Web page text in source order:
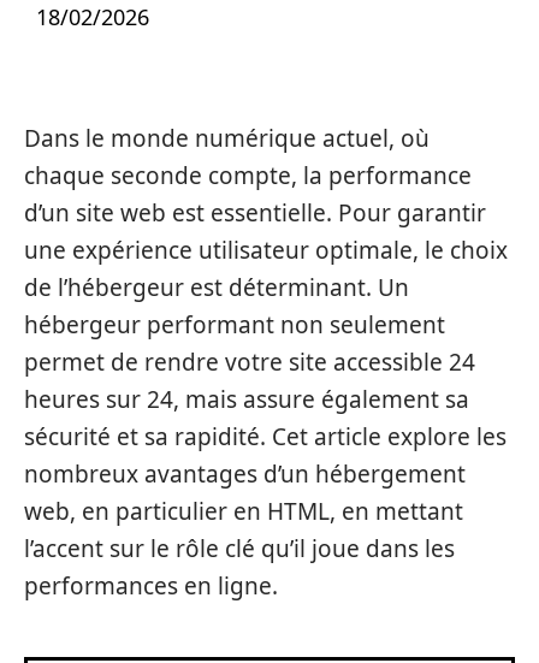
18/02/2026
Dans le monde numérique actuel, où
chaque seconde compte, la performance
d’un site web est essentielle. Pour garantir
une expérience utilisateur optimale, le choix
de l’hébergeur est déterminant. Un
hébergeur performant non seulement
permet de rendre votre site accessible 24
heures sur 24, mais assure également sa
sécurité et sa rapidité. Cet article explore les
nombreux avantages d’un hébergement
web, en particulier en HTML, en mettant
l’accent sur le rôle clé qu’il joue dans les
performances en ligne.